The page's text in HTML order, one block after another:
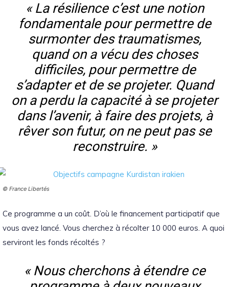
« La résilience c’est une notion
fondamentale pour permettre de
surmonter des traumatismes,
quand on a vécu des choses
difficiles, pour permettre de
s’adapter et de se projeter. Quand
on a perdu la capacité à se projeter
dans l’avenir, à faire des projets, à
rêver son futur, on ne peut pas se
reconstruire. »
© France Libertés
Ce programme a un coût. D’où le financement participatif que
vous avez lancé. Vous cherchez à récolter 10 000 euros. A quoi
serviront les fonds récoltés ?
« Nous cherchons à étendre ce